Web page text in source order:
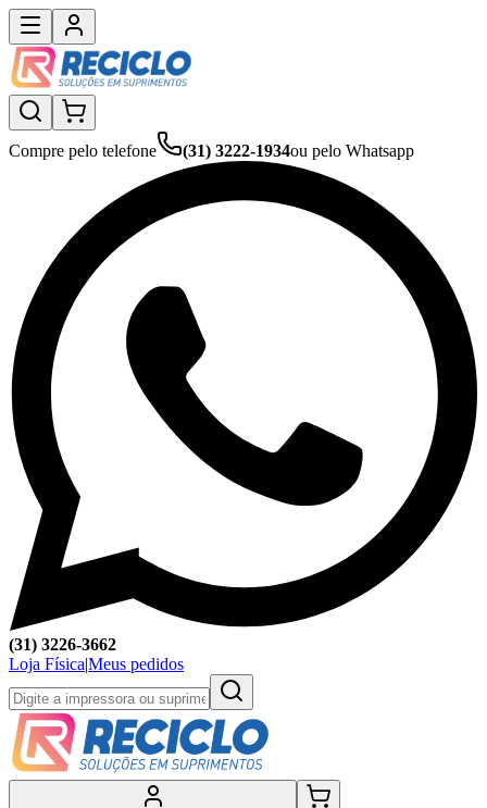
Compre pelo telefone (31) 3222-1934ou pelo Whatsapp
(31) 3226-3662
Loja Física|Meus pedidos